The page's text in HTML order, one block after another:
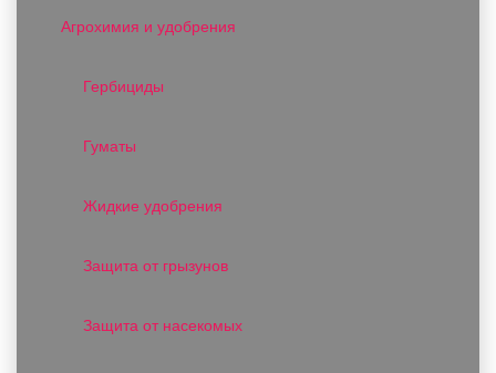
Агрохимия и удобрения
Гербициды
Гуматы
Жидкие удобрения
Защита от грызунов
Защита от насекомых